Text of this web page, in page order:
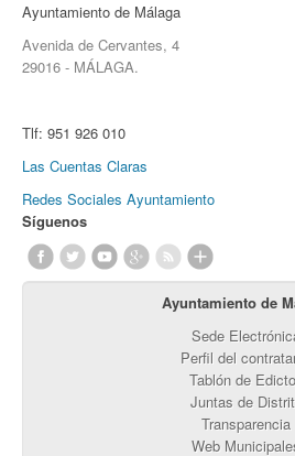
Ayuntamiento de Málaga
Avenida de Cervantes, 4
29016 - MÁLAGA.
Tlf: 951 926 010
Las Cuentas Claras
Redes Sociales Ayuntamiento
Síguenos
Ayuntamiento de
Sede
Perfil del
Tablón de
Juntas de
Transparencia
Web